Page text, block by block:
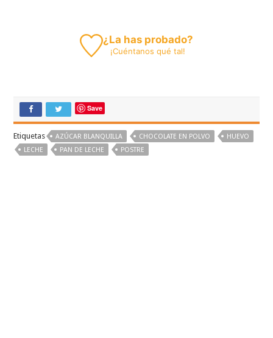
¿La has probado?
¡Cuéntanos qué tal!
Save
Etiquetas AZÚCAR BLANQUILLA CHOCOLATE EN POLVO
HUEVO
LECHE
PAN DE LECHE POSTRE